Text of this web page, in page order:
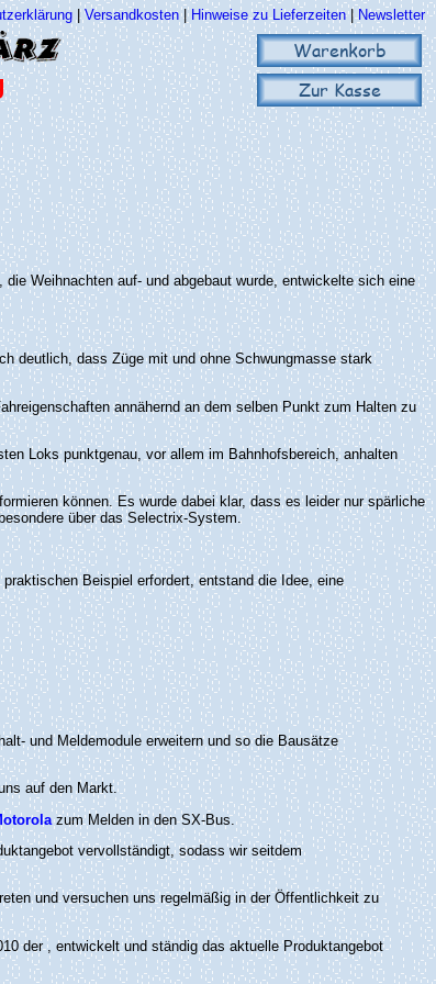
| Versandkosten| Hinweise zu Lieferzeiten|Newsletter
Warenkorb
Zur Kasse
Weihnachten auf- und abgebaut wurde, entwickelte sich eine
deutlich, dass Züge mit und ohne Schwungmasse stark
annähernd an dem selben Punkt zum Halten zu
Loks punktgenau, vor allem im Bahnhofsbereich, anhalten
können. Es wurde dabei klar, dass es leider nur spärliche
über das Selectrix-System.
Beispiel erfordert, entstand die Idee, eine
und Meldemodule erweitern und so die Bausätze
auf den Markt.
zum Melden in den SX-Bus.
vervollständigt, sodass wir seitdem
und versuchen uns regelmäßig in der Öffentlichkeit zu
der, entwickelt und ständig das aktuelle Produktangebot